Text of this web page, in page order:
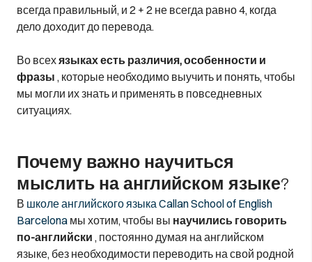
всегда правильный, и 2 + 2 не всегда равно 4, когда
дело доходит до перевода.
Во всехязыках есть различия, особенности и
фразы , которые необходимо выучить и понять, чтобы
мы могли их знать и применять в повседневных
ситуациях.
Почему важно научиться
мыслить на английском языке?
В школе английского языка Callan School of English
Barcelona мы хотим, чтобы вы научились говорить
по-английски , постоянно думая на английском
языке, без необходимости переводить на свой родной